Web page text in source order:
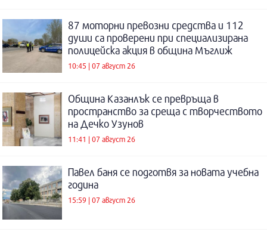
87 моторни превозни средства и 112
души са проверени при специализирана
полицейска акция в община Мъглиж
10:45 | 07 август 26
Община Казанлък се превръща в
пространство за среща с творчеството
на Дечко Узунов
11:41 | 07 август 26
Павел баня се подготвя за новата учебна
година
15:59 | 07 август 26